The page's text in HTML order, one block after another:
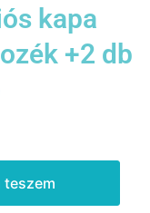
kapa
+2 db
teszem